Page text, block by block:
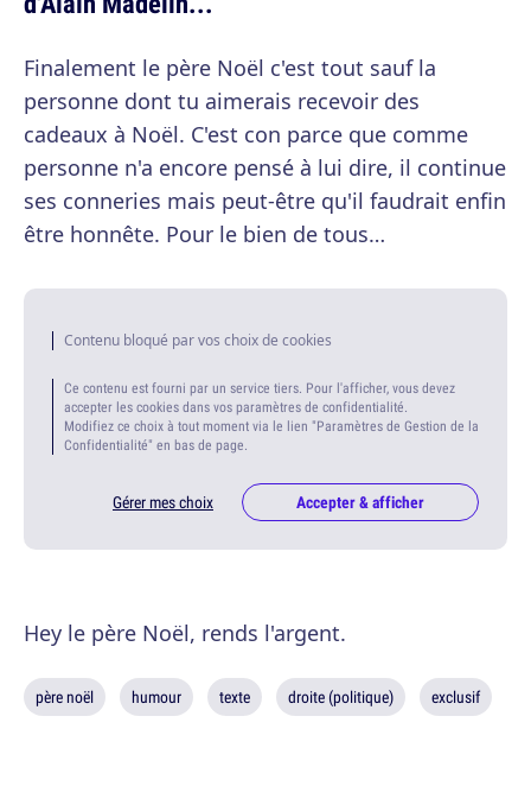
Finalement le père Noël c'est tout sauf la
personne dont tu aimerais recevoir des
cadeaux à Noël. C'est con parce que comme
personne n'a encore pensé à lui dire, il continue
ses conneries mais peut-être qu'il faudrait enfin
être honnête. Pour le bien de tous…
Contenu bloqué par vos choix de cookies
Ce contenu est fourni par un service tiers. Pour l'afficher, vous devez
accepter les cookies dans vos paramètres de confidentialité.
Modifiez ce choix à tout moment via le lien "Paramètres de Gestion de la
Confidentialité" en bas de page.
Gérer mes choix Accepter & afficher
Hey le père Noël, rends l'argent.
père noël humour texte droite (politique) exclusif